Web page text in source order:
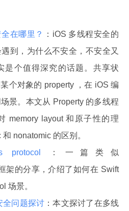
在哪里？
：iOS 多线程安全的
到，为什么不安全，不安全又
是个值得深究的话题。共享状
个对象的 property ，在 iOS 编
景。本文从 Property 的多线程
memory layout 和原子性的理
nonatomic 的区别。
protocol
：一篇类似
架的分享，介绍了如何在 Swift
场景。
全问题探讨 ：本文探讨了在多线